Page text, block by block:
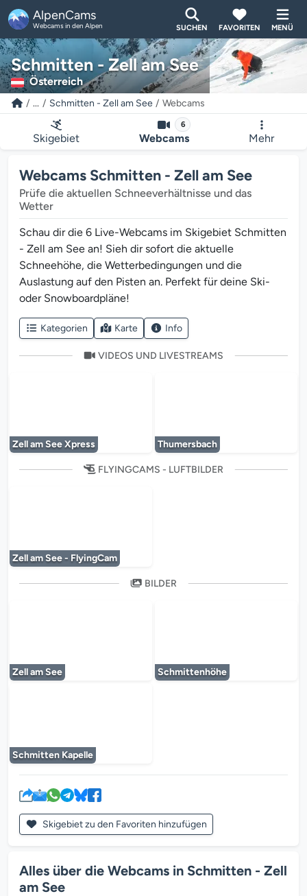
AlpenCams
Webcams in den Alpen SUCHEN FAVORITEN MENÜ
Schmitten - Zell am See
Österreich
... Schmitten - Zell am See Webcams
Skigebiet
6
Webcams Mehr
Webcams Schmitten - Zell am See
Prüfe die aktuellen Schneeverhältnisse und das
Wetter
Schau dir die 6 Live-Webcams im Skigebiet Schmitten
- Zell am See an! Sieh dir sofort die aktuelle
Schneehöhe, die Wetterbedingungen und die
Auslastung auf den Pisten an. Perfekt für deine Ski-
oder Snowboardpläne!
Kategorien Karte Info
VIDEOS UND LIVESTREAMS
Zell am See Xpress Thumersbach
FLYINGCAMS - LUFTBILDER
Zell am See - FlyingCam
BILDER
Zell am See Schmittenhöhe
Schmitten Kapelle
Skigebiet zu den Favoriten hinzufügen
Alles über die Webcams in Schmitten - Zell
am See